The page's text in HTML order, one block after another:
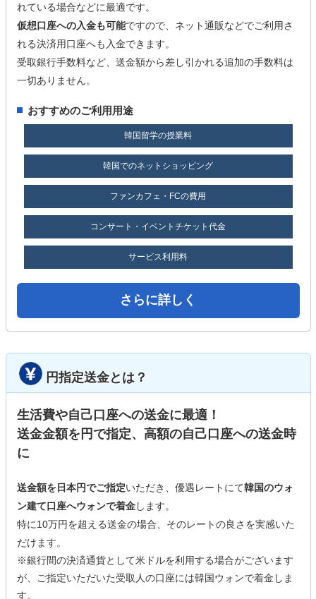
れている場合などに最適です。
仮想口座への入金も可能ですので、ネット通販などでご利用さ
れる決済用口座へも入金できます。
受取銀行手数料など、送金額から差し引かれる追加の手数料は
一切ありません。
おすすめのご利用用途
韓国留学の授業料
韓国でのネットショッピング
ファンカフェ・FCの費用
コンサート・イベントチケット代金
サービス利用料
さらに詳しく
円指定送金とは？
生活費や自己口座への送金に最適！
送金金額を円で指定、高額の自己口座への送金時
に
送金額を日本円でご指定いただき、優遇レートにて韓国のウォ
ン建て口座へウォンで着金します。
特に10万円を超える送金の場合、そのレートの良さを実感いた
だけます。
※銀行間の決済通貨として米ドルを利用する場合がございます
が、ご指定いただいた受取人の口座には韓国ウォンで着金しま
す。